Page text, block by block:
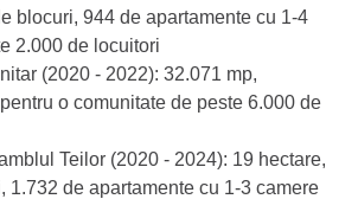
blocuri, 944 de apartamente cu 1-4
2.000 de locuitori
(2020 - 2022): 32.071 mp,
o comunitate de peste 6.000 de
Teilor (2020 - 2024): 19 hectare,
1.732 de apartamente cu 1-3 camere